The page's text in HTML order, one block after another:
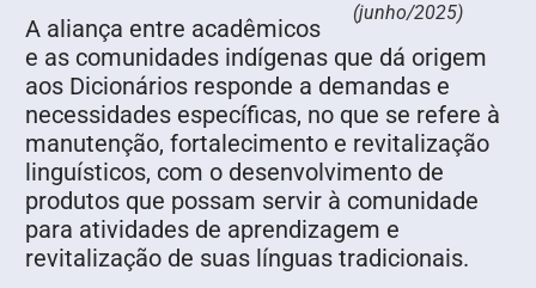
(junho/2025)
A aliança entre acadêmicos
e as comunidades indígenas que dá origem
aos Dicionários responde a demandas e
necessidades específicas, no que se refere à
manutenção, fortalecimento e revitalização
linguísticos, com o desenvolvimento de
produtos que possam servir à comunidade
para atividades de aprendizagem e
revitalização de suas línguas tradicionais.